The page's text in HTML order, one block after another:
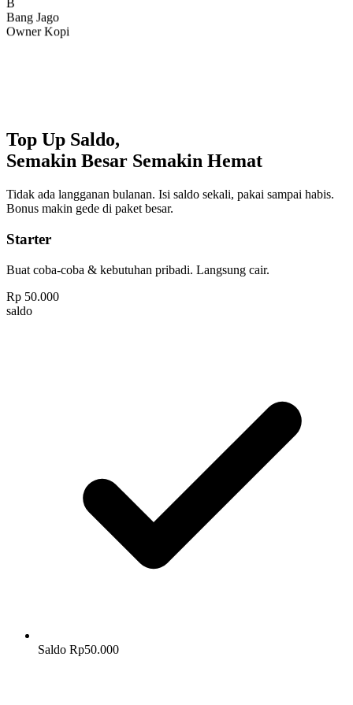
Bang Jago
Owner Kopi
Top Up Saldo,
Semakin Besar Semakin Hemat
Tidak ada langganan bulanan. Isi saldo sekali, pakai sampai habis.
Bonus makin gede di paket besar.
Starter
Buat coba-coba & kebutuhan pribadi. Langsung cair.
Rp 50.000
saldo
Saldo Rp50.000